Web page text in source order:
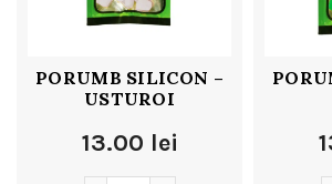
PORUMB SILICON –
USTUROI
13.00 lei